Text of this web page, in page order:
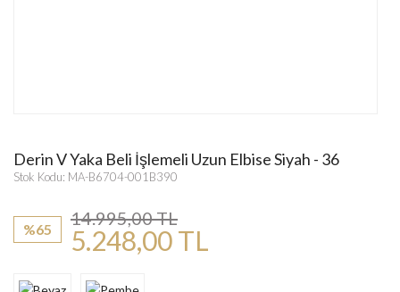
Derin V Yaka Beli İşlemeli Uzun Elbise Siyah - 36
Stok Kodu: MA-B6704-001B390
%65
14.995,00 TL
5.248,00 TL